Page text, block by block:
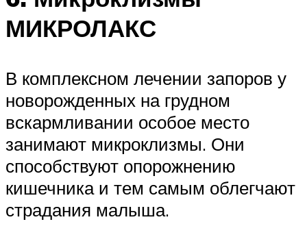
МИКРОЛАКС
В комплексном лечении запоров у
новорожденных на грудном
вскармливании особое место
занимают микроклизмы. Они
способствуют опорожнению
кишечника и тем самым облегчают
страдания малыша.